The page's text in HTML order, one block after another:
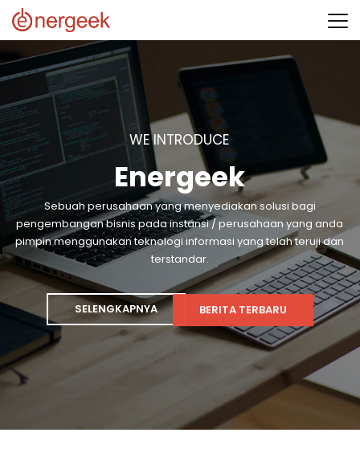
WE INTRODUCE
Energeek
Sebuah perusahaan yang menyediakan solusi bagi
pengembangan bisnis pada instansi / perusahaan yang anda
pimpin menggunakan teknologi informasi yang telah teruji dan
terstandar.
SELENGKAPNYA BERITA TERBARU